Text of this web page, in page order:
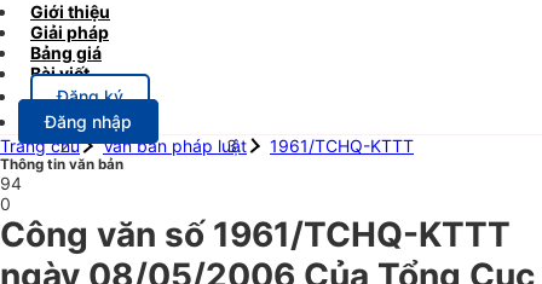
Giới thiệu
Giải pháp
Bảng giá
Bài viết
Đăng ký
Đăng nhập
Trang chủ
Văn bản pháp luật 1961/TCHQ-KTTT
Thông tin văn bản
94
0
Công văn số 1961/TCHQ-KTTT
ngày 08/05/2006 Của Tổng Cục